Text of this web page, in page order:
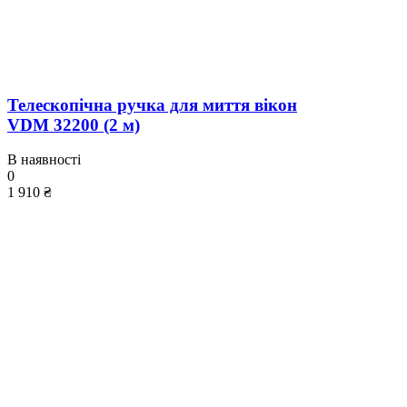
Телескопічна ручка для миття вікон
VDM 32200 (2 м)
В наявності
0
1 910 ₴